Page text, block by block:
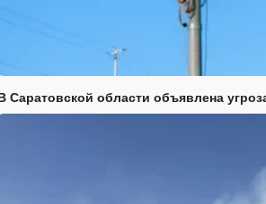
Саратовской области объявлена